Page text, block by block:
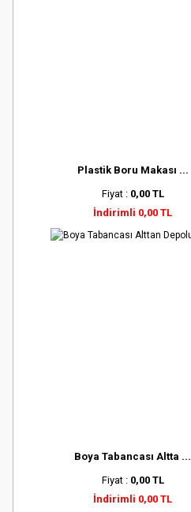
Plastik Boru Makası ...
Fiyat : 0,00 TL
İndirimli 0,00 TL
Boya Tabancası Altta ...
Fiyat : 0,00 TL
İndirimli 0,00 TL